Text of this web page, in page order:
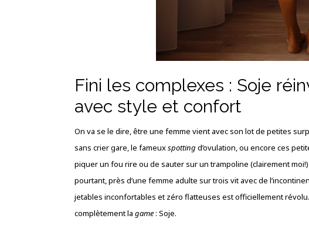
Fini les complexes : Soje
avec style et confort
On va se le dire, être une femme vient avec son lot de petites
sans crier gare, le fameuxspotting d’ovulation, ou encore ces
piquer un fou rire ou de sauter sur un trampoline (clairement
pourtant, près d’une femme adulte sur trois vit avec de
jetables inconfortables et zéro flatteuses est officiellement
complètement la game: Soje.